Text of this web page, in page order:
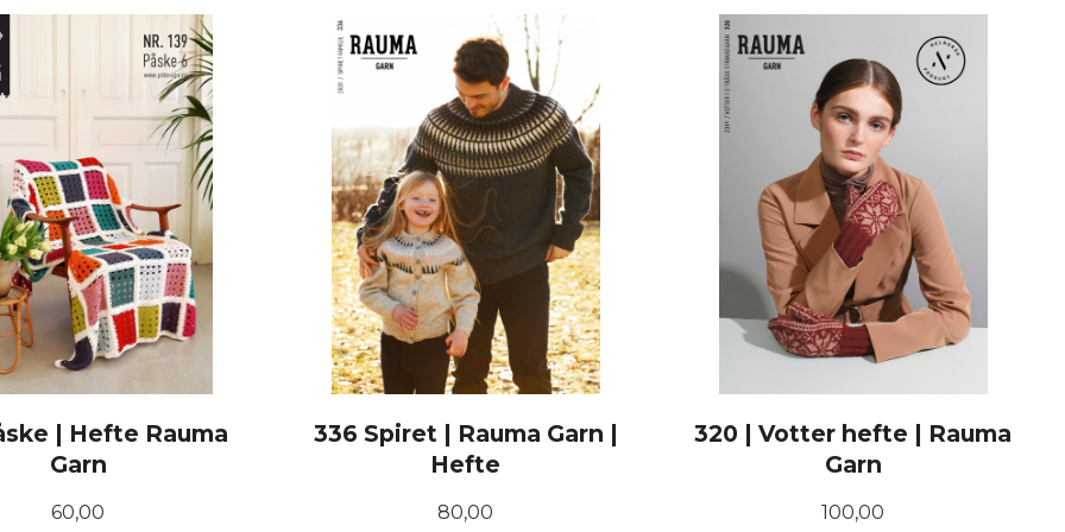
| Hefte Rauma
Garn
Pris
60,00
336 Spiret | Rauma Garn |
Hefte
Pris
80,00
320 | Votter hefte | Rauma
Garn
Pris
100,00